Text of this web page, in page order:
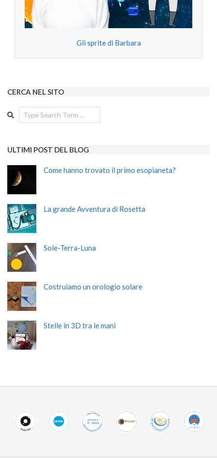
Gli sprite di Barbara
CERCA NEL SITO
Search
ULTIMI POST DEL BLOG
Come hanno trovato il primo esopianeta?
La grande Avventura di Rosetta
Sole-Terra-Luna
Costruiamo un orologio solare
Stelle in 3D tra le mani